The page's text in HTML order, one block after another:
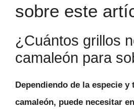
sobre este
¿Cuántos grillos
camaleón para
Dependiendo de la especie y
camaleón, puede necesitar